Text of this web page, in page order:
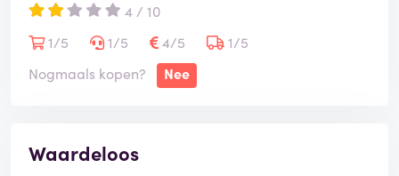
4 / 10
1/5
1/5 4/5
1/5
Nogmaals kopen?
Nee
Waardeloos